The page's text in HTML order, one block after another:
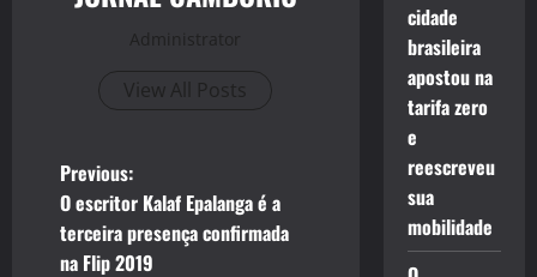
Administrator
View All Posts
P
o
Previous:
O escritor Kalaf Epalanga é a
terceira presença confirmada
na Flip 2019
cidade
brasileira
apostou na
tarifa zero
e
reescreveu
sua
mobilidade